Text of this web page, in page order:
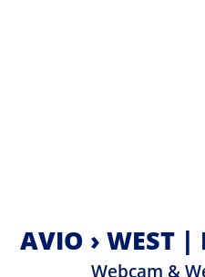
AVIO › WEST |
Webcam &